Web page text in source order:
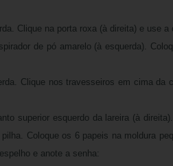
Clique na porta roxa (à direita) e use a
de pó amarelo (à esquerda).
Clique nos travesseiros em cima da
superior esquerdo da lareira (à
Coloque os 6 papeis na moldura
e anote a senha: